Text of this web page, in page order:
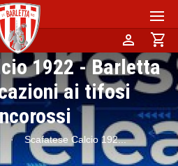
person shopping_cart
1922 - Barletta
ai tifosi
· Scafatese Calcio 192...